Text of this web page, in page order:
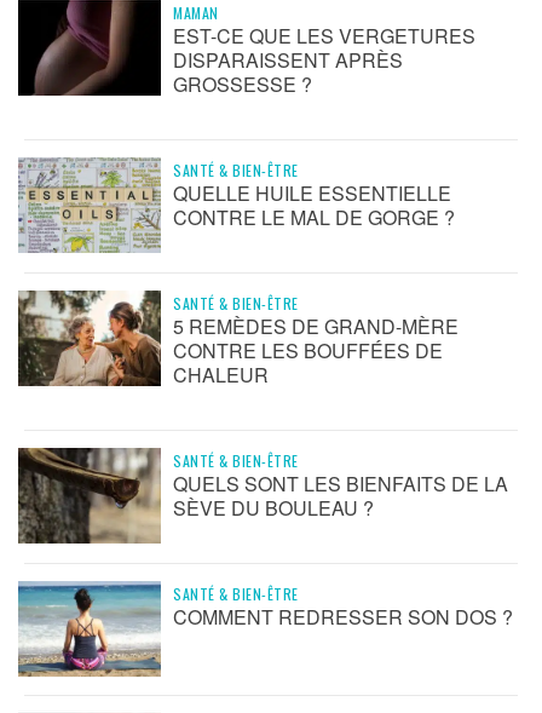
MAMAN
EST-CE QUE LES VERGETURES
DISPARAISSENT APRÈS
GROSSESSE ?
SANTÉ & BIEN-ÊTRE
QUELLE HUILE ESSENTIELLE
CONTRE LE MAL DE GORGE ?
SANTÉ & BIEN-ÊTRE
5 REMÈDES DE GRAND-MÈRE
CONTRE LES BOUFFÉES DE
CHALEUR
SANTÉ & BIEN-ÊTRE
QUELS SONT LES BIENFAITS DE LA
SÈVE DU BOULEAU ?
SANTÉ & BIEN-ÊTRE
COMMENT REDRESSER SON DOS ?